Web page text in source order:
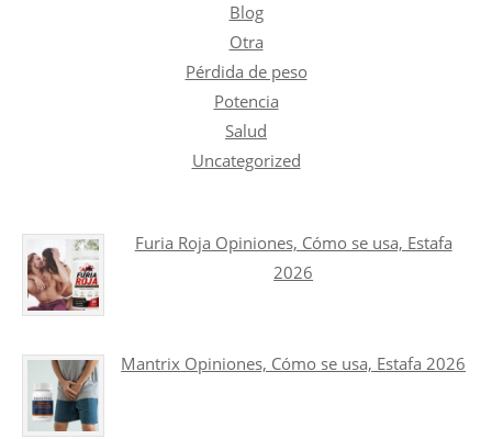
Blog
Otra
Pérdida de peso
Potencia
Salud
Uncategorized
Furia Roja Opiniones, Cómo se usa, Estafa
2026
Mantrix Opiniones, Cómo se usa, Estafa 2026